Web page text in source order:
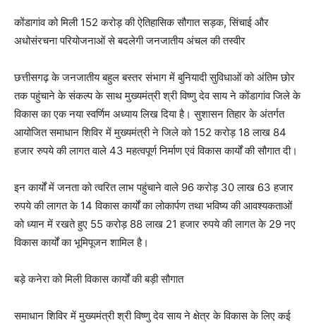
कोंडागांव को मिली 152 करोड़ की ऐतिहासिक सौगात सड़क, सिंचाई और
अधोसंरचना परियोजनाओं से बदलेगी जनजातीय अंचल की तस्वीर
छत्तीसगढ़ के जनजातीय बहुल बस्तर संभाग में बुनियादी सुविधाओं को अंतिम छोर
तक पहुंचाने के संकल्प के साथ मुख्यमंत्री श्री विष्णु देव साय ने कोंडागांव जिले के
विकास का एक नया स्वर्णिम अध्याय लिख दिया है। सुशासन तिहार के अंतर्गत
आयोजित समाधान शिविर में मुख्यमंत्री ने जिले को 152 करोड़ 18 लाख 84
हजार रुपये की लागत वाले 43 महत्वपूर्ण निर्माण एवं विकास कार्यों की सौगात दी।
इन कार्यों में जनता को त्वरित लाभ पहुंचाने वाले 96 करोड़ 30 लाख 63 हजार
रुपये की लागत के 14 विकास कार्यों का लोकार्पण तथा भविष्य की आवश्यकताओं
को ध्यान में रखते हुए 55 करोड़ 88 लाख 21 हजार रुपये की लागत के 29 नए
विकास कार्यों का भूमिपूजन शामिल है।
बड़े कनेरा को मिली विकास कार्यों की बड़ी सौगात
समाधान शिविर में मुख्यमंत्री श्री विष्णु देव साय ने क्षेत्र के विकास के लिए कई